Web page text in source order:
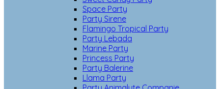
Space Party
Party Sirene
Flamingo Tropical Party
Party Lebada
Marine Party
Princess Party
Party Balerine
Llama Party